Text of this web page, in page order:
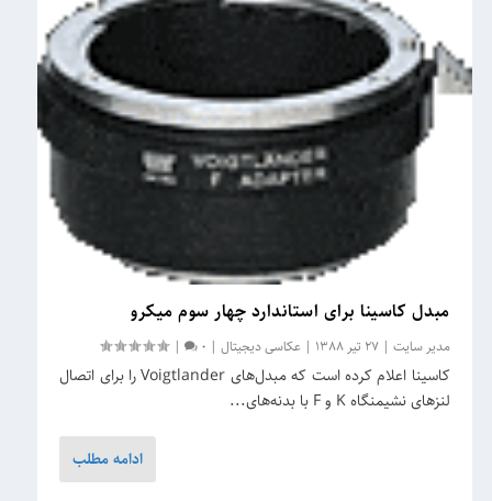
مبدل‌ کاسینا برای استاندارد چهار سوم میکرو
مدیر سایت |27 تیر 1388 |عکاسی دیجیتال |
0
|
کاسینا اعلام کرده است که مبدل‌های Voigtlander را برای اتصال
لنزهای نشیمنگاه K و F با بدنه‌های...
ادامه مطلب